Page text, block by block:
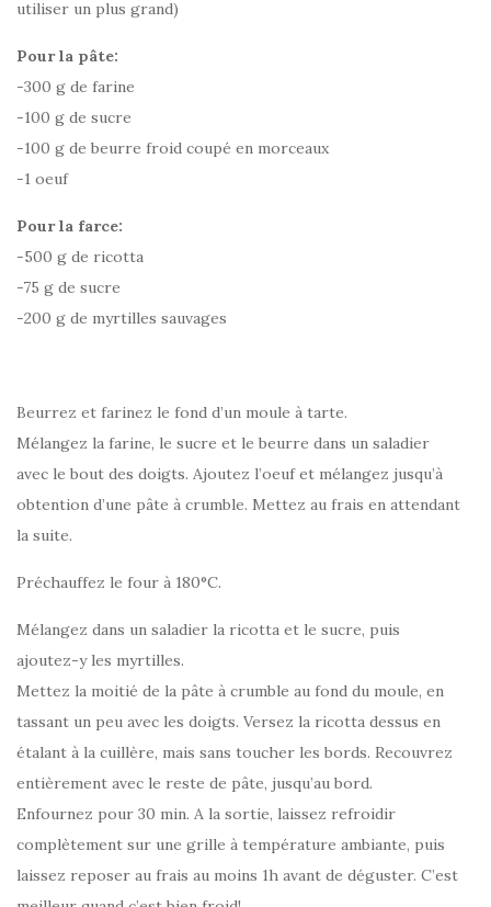
utiliser un plus grand)
Pour la pâte:
-300 g de farine
-100 g de sucre
-100 g de beurre froid coupé en morceaux
-1 oeuf
Pour la farce:
-500 g de ricotta
-75 g de sucre
-200 g de myrtilles sauvages
Beurrez et farinez le fond d’un moule à tarte.
Mélangez la farine, le sucre et le beurre dans un saladier
avec le bout des doigts. Ajoutez l’oeuf et mélangez jusqu’à
obtention d’une pâte à crumble. Mettez au frais en attendant
la suite.
Préchauffez le four à 180°C.
Mélangez dans un saladier la ricotta et le sucre, puis
ajoutez-y les myrtilles.
Mettez la moitié de la pâte à crumble au fond du moule, en
tassant un peu avec les doigts. Versez la ricotta dessus en
étalant à la cuillère, mais sans toucher les bords. Recouvrez
entièrement avec le reste de pâte, jusqu’au bord.
Enfournez pour 30 min. A la sortie, laissez refroidir
complètement sur une grille à température ambiante, puis
laissez reposer au frais au moins 1h avant de déguster. C’est